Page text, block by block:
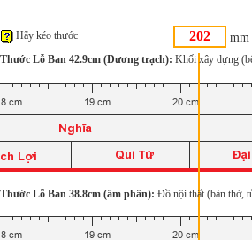
mm
Hãy kéo thước
Thước Lỗ Ban 42.9cm (Dương trạch): Khối xây dựng
Thước Lỗ Ban 38.8cm (âm phần): Đồ nội thất (bàn thờ,